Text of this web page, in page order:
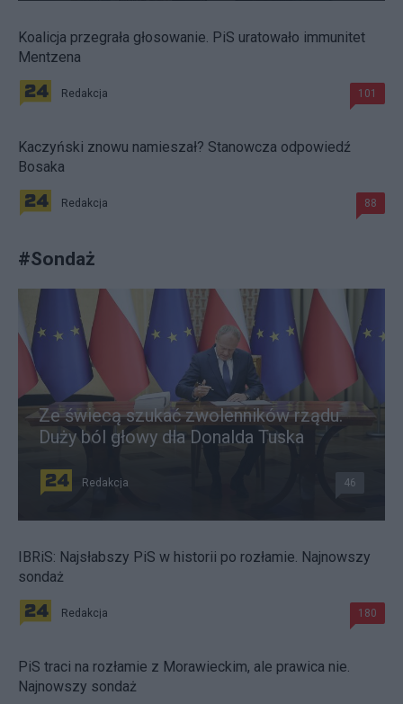
Koalicja przegrała głosowanie. PiS uratowało immunitet
Mentzena
Redakcja 101
Kaczyński znowu namieszał? Stanowcza odpowiedź
Bosaka
Redakcja 88
#Sondaż
Ze świecą szukać zwolenników rządu.
Duży ból głowy dla Donalda Tuska
Redakcja 46
IBRiS: Najsłabszy PiS w historii po rozłamie. Najnowszy
sondaż
Redakcja 180
PiS traci na rozłamie z Morawieckim, ale prawica nie.
Najnowszy sondaż